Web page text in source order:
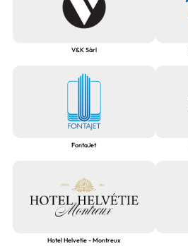
V&K Sàrl
FontaJet
Hotel Helvetie - Montreux